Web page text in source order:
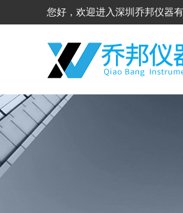
您好，欢迎进入深圳乔邦仪器